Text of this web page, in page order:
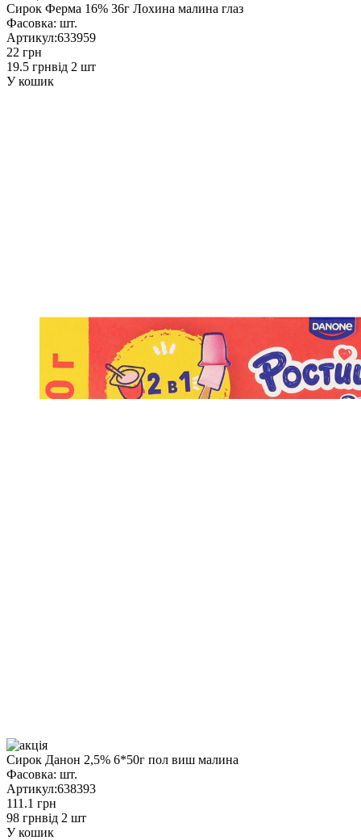
Сирок Ферма 16% 36г Лохина малина глаз
Фасовка: шт.
Артикул:633959
22 грн
19.5 грнвід 2 шт
У кошик
Сирок Данон 2,5% 6*50г пол виш малина
Фасовка: шт.
Артикул:638393
111.1 грн
98 грнвід 2 шт
У кошик